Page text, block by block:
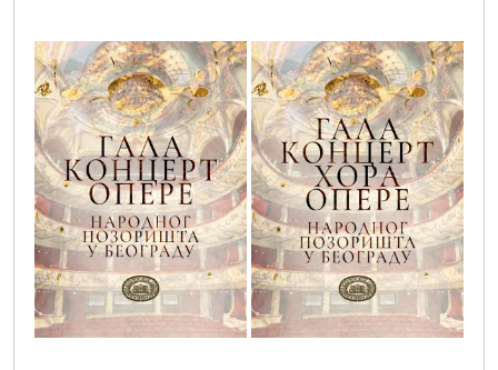
gala_koncert_copy gala_koncert_hora